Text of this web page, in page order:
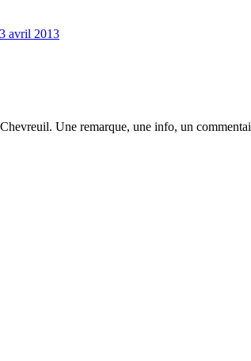
3 avril 2013
Une remarque, une info, un